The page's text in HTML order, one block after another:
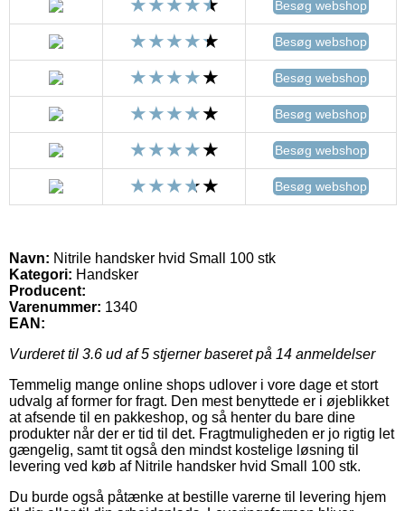
Besøg webshop
Besøg webshop
Besøg webshop
Besøg webshop
Besøg webshop
Besøg webshop
Navn: Nitrile handsker hvid Small 100 stk
Kategori: Handsker
Producent:
Varenummer: 1340
EAN:
Vurderet til 3.6 ud af 5 stjerner baseret på 14 anmeldelser
Temmelig mange online shops udlover i vore dage et stort
udvalg af former for fragt. Den mest benyttede er i øjeblikket
at afsende til en pakkeshop, og så henter du bare dine
produkter når der er tid til det. Fragtmuligheden er jo rigtig let
gængelig, samt tit også den mindst kostelige løsning til
levering ved køb af Nitrile handsker hvid Small 100 stk.
Du burde også påtænke at bestille varerne til levering hjem